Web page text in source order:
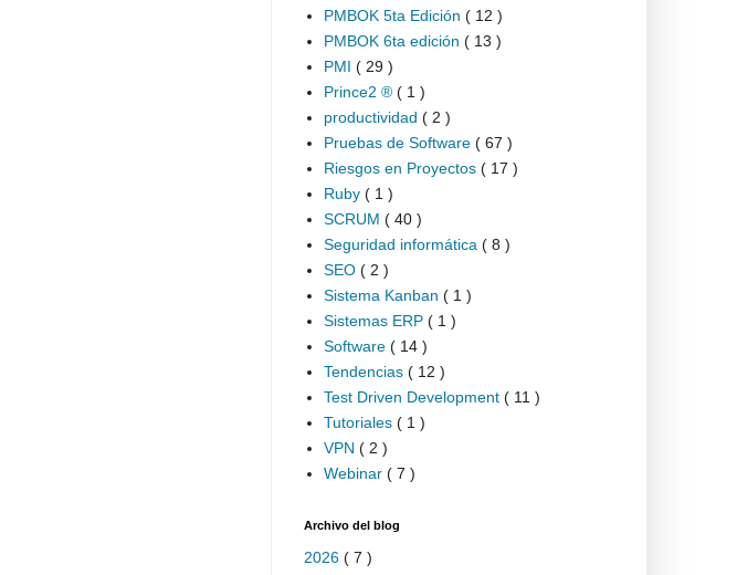
PMBOK 5ta Edición ( 12 )
PMBOK 6ta edición ( 13 )
PMI ( 29 )
Prince2 ® ( 1 )
productividad ( 2 )
Pruebas de Software ( 67 )
Riesgos en Proyectos ( 17 )
Ruby ( 1 )
SCRUM ( 40 )
Seguridad informática ( 8 )
SEO ( 2 )
Sistema Kanban ( 1 )
Sistemas ERP ( 1 )
Software ( 14 )
Tendencias ( 12 )
Test Driven Development ( 11 )
Tutoriales ( 1 )
VPN ( 2 )
Webinar ( 7 )
Archivo del blog
2026 ( 7 )